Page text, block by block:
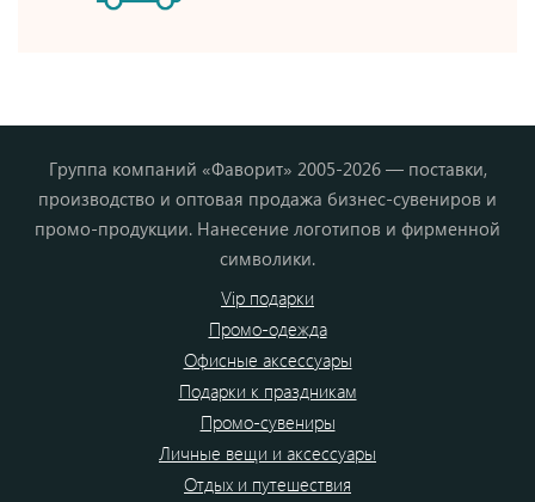
Группа компаний «Фаворит» 2005-2026 — поставки,
производство и оптовая продажа бизнес-сувениров и
промо-продукции. Нанесение логотипов и фирменной
символики.
Vip подарки
Промо-одежда
Офисные аксессуары
Подарки к праздникам
Промо-сувениры
Личные вещи и аксессуары
Отдых и путешествия